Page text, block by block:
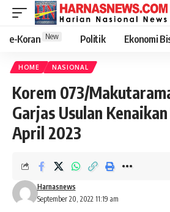
e-Koran New Politik Ekonomi
HOME NASIONAL
Korem 073/
Garjas Usulan
April 2023
September 20, 2022 11:19 am
Harnasnews